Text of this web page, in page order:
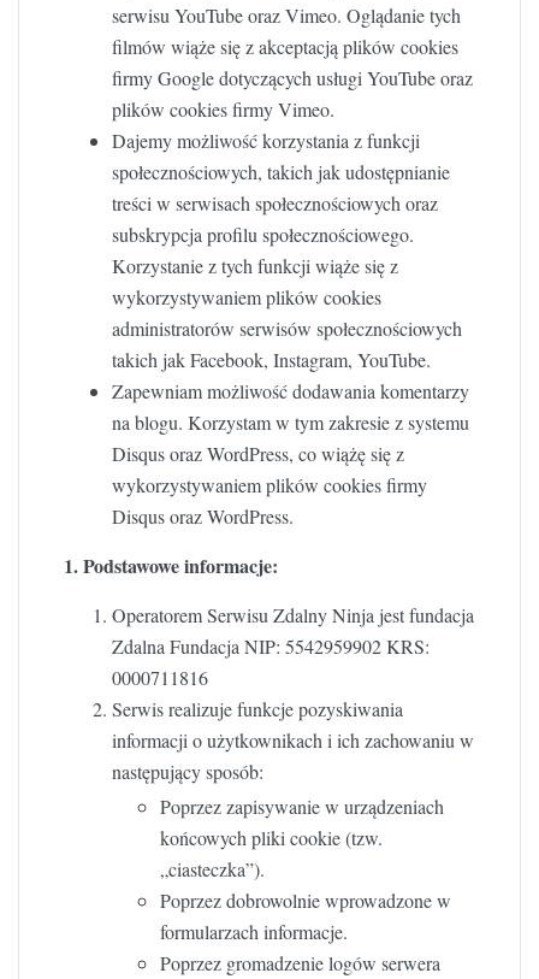
serwisu YouTube oraz Vimeo. Oglądanie tych
filmów wiąże się z akceptacją plików cookies
firmy Google dotyczących usługi YouTube oraz
plików cookies firmy Vimeo.
Dajemy możliwość korzystania z funkcji
społecznościowych, takich jak udostępnianie
treści w serwisach społecznościowych oraz
subskrypcja profilu społecznościowego.
Korzystanie z tych funkcji wiąże się z
wykorzystywaniem plików cookies
administratorów serwisów społecznościowych
takich jak Facebook, Instagram, YouTube.
Zapewniam możliwość dodawania komentarzy
na blogu. Korzystam w tym zakresie z systemu
Disqus oraz WordPress, co wiążę się z
wykorzystywaniem plików cookies firmy
Disqus oraz WordPress.
1. Podstawowe informacje:
Operatorem Serwisu Zdalny Ninja jest fundacja
Zdalna Fundacja NIP: 5542959902 KRS:
0000711816
Serwis realizuje funkcje pozyskiwania
informacji o użytkownikach i ich zachowaniu w
następujący sposób:
Poprzez zapisywanie w urządzeniach
końcowych pliki cookie (tzw.
„ciasteczka”).
Poprzez dobrowolnie wprowadzone w
formularzach informacje.
Poprzez gromadzenie logów serwera